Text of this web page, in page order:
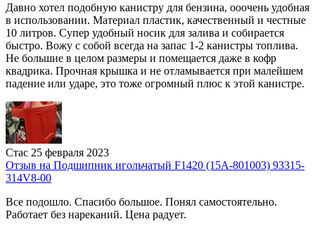
Давно хотел подобную канистру для бензина, ооочень удобная
в использовании. Материал пластик, качественный и честные
10 литров. Супер удобный носик для залива и собирается
быстро. Вожу с собой всегда на запас 1-2 канистры топлива.
Не большие в целом размеры и помещается даже в кофр
квадрика. Прочная крышка и не отламывается при малейшем
падение или ударе, это тоже огромный плюс к этой канистре.
Стас 25 февраля 2023
Отзыв на Подшипник игольчатый F1420 (15A-801003) 93315-
314V8-00
Все подошло. Спасибо большое. Понял самостоятельно.
Работает без нареканий. Цена радует.